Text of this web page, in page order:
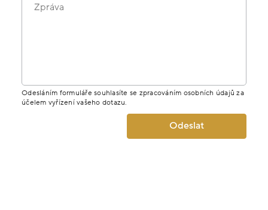
Zpráva
Odesláním formuláře souhlasíte se zpracováním osobních údajů za
účelem vyřízení vašeho dotazu.
Odeslat